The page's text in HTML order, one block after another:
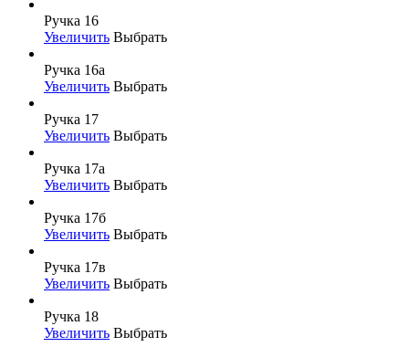
Ручка 16
Увеличить Выбрать
Ручка 16а
Увеличить Выбрать
Ручка 17
Увеличить Выбрать
Ручка 17а
Увеличить Выбрать
Ручка 17б
Увеличить Выбрать
Ручка 17в
Увеличить Выбрать
Ручка 18
Увеличить Выбрать